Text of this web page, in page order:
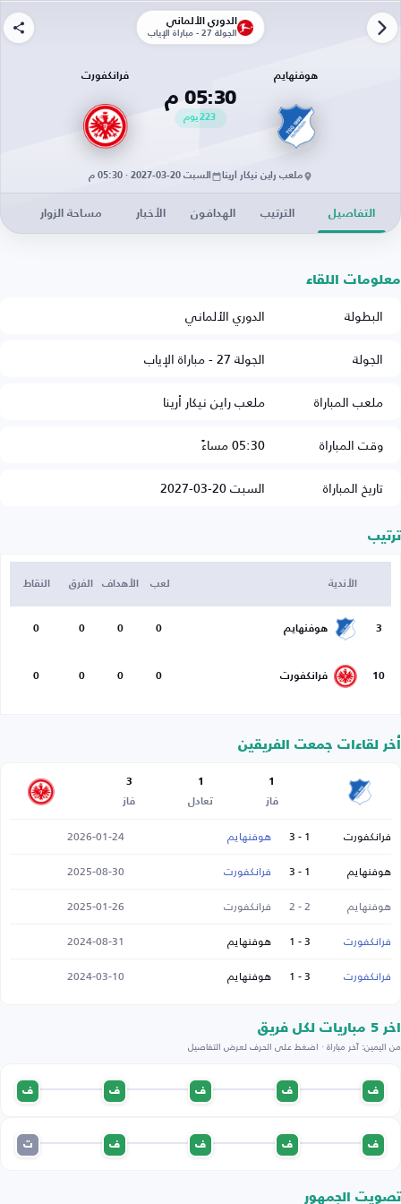
الدوري الألماني
الجولة 27 - مباراة الإياب
هوفنهايم
05:30 م
223يوم
فرانكفورت
ملعب راين نيكار أرينا السبت 20-03-2027 · 05:30 م
التفاصيل الترتيب الهدافون الأخبار مساحة الزوار
معلومات اللقاء
البطولة
الدوري الألماني
الجولة
الجولة 27 - مباراة الإياب
ملعب المباراة
ملعب راين نيكار أرينا
وقت المباراة
05:30 مساءً
تاريخ المباراة
السبت 20-03-2027
ترتيب
الأندية لعب الأهداف الفرق النقاط
3 هوفنهايم 0
0
0
0
10 فرانكفورت 0
0
0
0
أخر لقاءات جمعت الفريقين
1
فاز
1
تعادل
3
فاز
فرانكفورت 1 - 3 هوفنهايم
2026-01-24
هوفنهايم
1 - 3 فرانكفورت
2025-08-30
هوفنهايم
2 - 2 فرانكفورت
2025-01-26
فرانكفورت
3 - 1 هوفنهايم
2024-08-31
فرانكفورت
3 - 1 هوفنهايم 2024-03-10
اخر 5 مباريات لكل فريق
من اليمين: آخر مباراة · اضغط على الحرف لعرض التفاصيل
ف ف ف ف ف
ف ف ف ف ت
تصويت الجمهور